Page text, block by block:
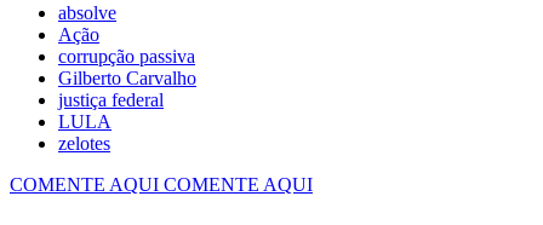
absolve
Ação
corrupção passiva
Gilberto Carvalho
justiça federal
LULA
zelotes
COMENTE AQUI COMENTE AQUI